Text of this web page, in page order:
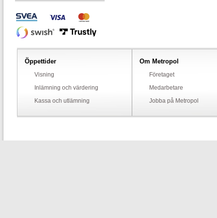
Öppettider
Visning
Inlämning och värdering
Kassa och utlämning
Om Metropol
Företaget
Medarbetare
Jobba på Metropol